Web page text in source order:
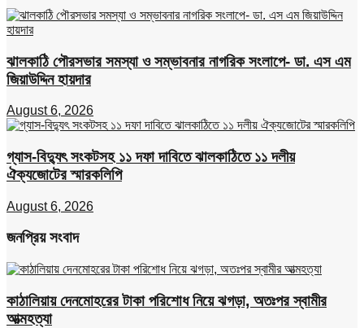
ঝালকাঠি পৌরসভার সমস্যা ও সম্ভাবনার নাগরিক সংলাপে- ডা. এস এম
জিয়াউদ্দিন হায়দার
August 6, 2026
গ্যাস-বিদ্যুৎ সংকটসহ ১১ দফা দাবিতে ঝালকাঠিতে ১১ দলীয়
ঐক্যজোটের স্মারকলিপি
August 6, 2026
জনপ্রিয় সংবাদ
কাঠালিয়ায় দেনমোহরের টাকা পরিশোধ নিয়ে ঝগড়া, অতঃপর স্বামীর
আত্মহত্যা